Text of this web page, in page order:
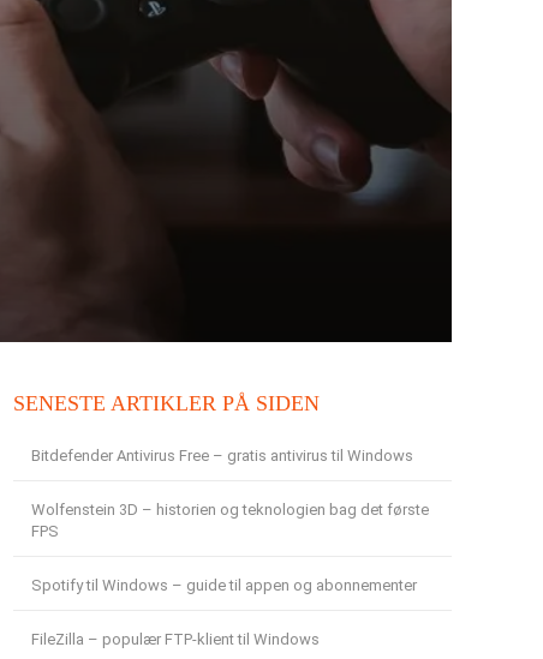
SENESTE ARTIKLER PÅ SIDEN
Bitdefender Antivirus Free – gratis antivirus til Windows
Wolfenstein 3D – historien og teknologien bag det første
FPS
Spotify til Windows – guide til appen og abonnementer
FileZilla – populær FTP-klient til Windows